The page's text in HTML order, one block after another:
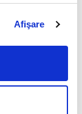
Afişare